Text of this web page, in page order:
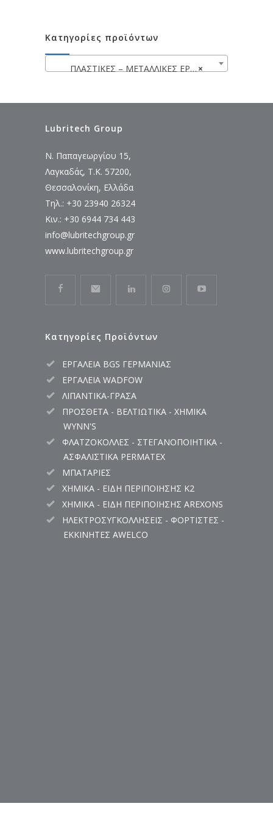
Κατηγορίες προϊόντων
×
ΠΛΑΣΤΙΚΕΣ – ΜΕΤΑΛΛΙΚΕΣ ΕΡΓΑΛΕΙΟΘΗΚΕΣ – ΤΣΑΝΤΕΣ – ΘΗΚΕΣ ΕΡΓΑΛΕΙΩΝ
Lubritech Group
Ν. Παπαγεωργίου 15,
Λαγκαδάς, Τ.Κ. 57200,
Θεσσαλονίκη, Ελλάδα
Τηλ.: +30 23940 26324
Κιν.: +30 6944 734 443
info@lubritechgroup.gr
www.lubritechgroup.gr
Κατηγορίες Προϊόντων
ΕΡΓΑΛΕΙΑ BGS ΓΕΡΜΑΝΙΑΣ
ΕΡΓΑΛΕΙΑ WADFOW
ΛΙΠΑΝΤΙΚΑ-ΓΡΑΣΑ
ΠΡΟΣΘΕΤΑ - ΒΕΛΤΙΩΤΙΚΑ - ΧΗΜΙΚΑ
WYNN'S
ΦΛΑΤΖΟΚΟΛΛΕΣ - ΣΤΕΓΑΝΟΠΟΙΗΤΙΚΑ -
ΑΣΦΑΛΙΣΤΙΚΑ PERMATEX
ΜΠΑΤΑΡΙΕΣ
ΧΗΜΙΚΑ - ΕΙΔΗ ΠΕΡΙΠΟΙΗΣΗΣ K2
ΧΗΜΙΚΑ - ΕΙΔΗ ΠΕΡΙΠΟΙΗΣΗΣ AREXONS
ΗΛΕΚΤΡΟΣΥΓΚΟΛΛΗΣΕΙΣ - ΦΟΡΤΙΣΤΕΣ -
ΕΚΚΙΝΗΤΕΣ AWELCO